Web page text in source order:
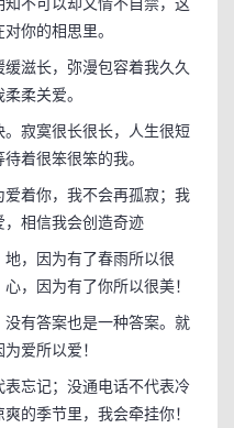
你的相思里。
滋长，弥漫包容着我久久
柔关爱。
寂寞很长很长，人生很短
着很笨很笨的我。
着你，我不会再孤寂；我
相信我会创造奇迹
，因为有了春雨所以很
，因为有了你所以很美！
有答案也是一种答案。就
爱所以爱！
忘记；没通电话不代表冷
的季节里，我会牵挂你！